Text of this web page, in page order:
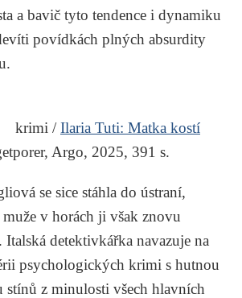
a bavič tyto tendence i dynamiku
povídkách plných absurdity
krimi /Ilaria Tuti: Matka kostí
Argo, 2025, 391 s.
se sice stáhla do ústraní,
v horách ji však znovu
detektivkářka navazuje na
psychologických krimi s hutnou
stínů z minulosti všech hlavních